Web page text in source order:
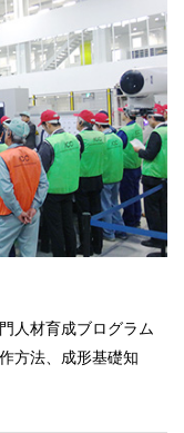
人材育成ブログラム
方法、成形基礎知